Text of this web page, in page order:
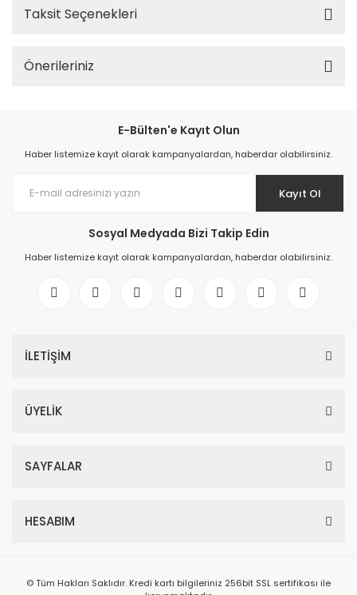
Taksit Seçenekleri
Önerileriniz
E-Bülten'e Kayıt Olun
Haber listemize kayıt olarak kampanyalardan, haberdar olabilirsiniz.
Kayıt Ol
Sosyal Medyada Bizi Takip Edin
Haber listemize kayıt olarak kampanyalardan, haberdar olabilirsiniz.
İLETİŞİM
ÜYELİK
SAYFALAR
HESABIM
© Tüm Hakları Saklıdır. Kredi kartı bilgileriniz 256bit SSL sertifikası ile